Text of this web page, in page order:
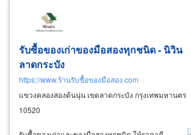
รับซื้อของเก่าของมือสองทุกชนิด - นิวิน
ลาดกระบัง
https://www.ร้านรับซื้อของมือสอง.com
แขวงคลองสองต้นนุ่น เขตลาดกระบัง กรุงเทพมหานคร
10520